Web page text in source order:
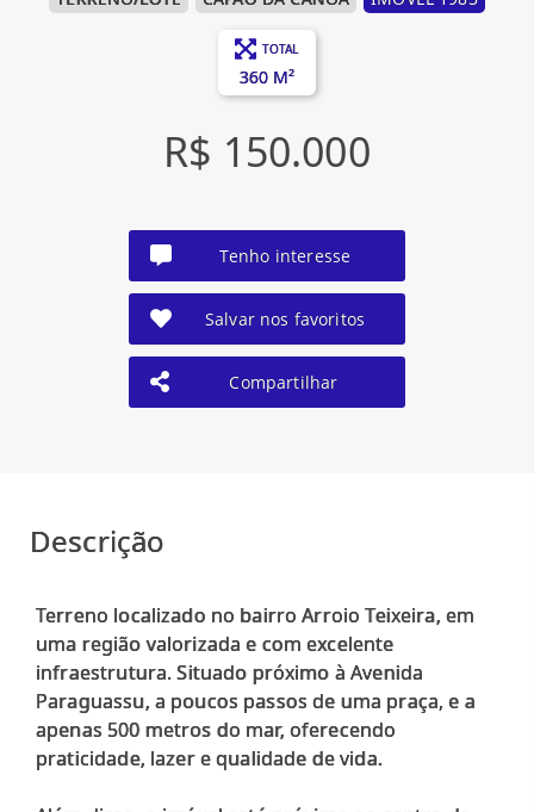
TOTAL
360 M²
R$ 150.000
Tenho interesse
Salvar nos favoritos
Compartilhar
Descrição
Terreno localizado no bairro Arroio Teixeira, em
uma região valorizada e com excelente
infraestrutura. Situado próximo à Avenida
Paraguassu, a poucos passos de uma praça, e a
apenas 500 metros do mar, oferecendo
praticidade, lazer e qualidade de vida.